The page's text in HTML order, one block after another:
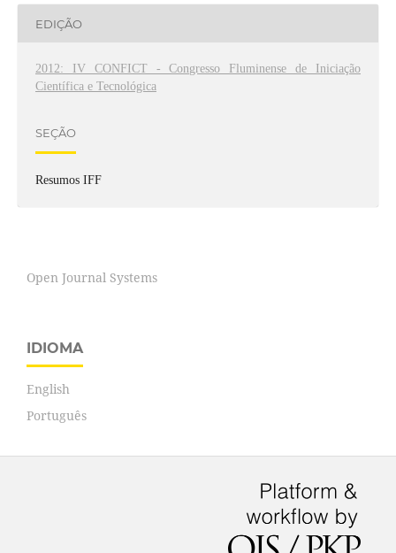
EDIÇÃO
2012: IV CONFICT - Congresso Fluminense de Iniciação
Científica e Tecnológica
SEÇÃO
Resumos IFF
Open Journal Systems
IDIOMA
English
Português